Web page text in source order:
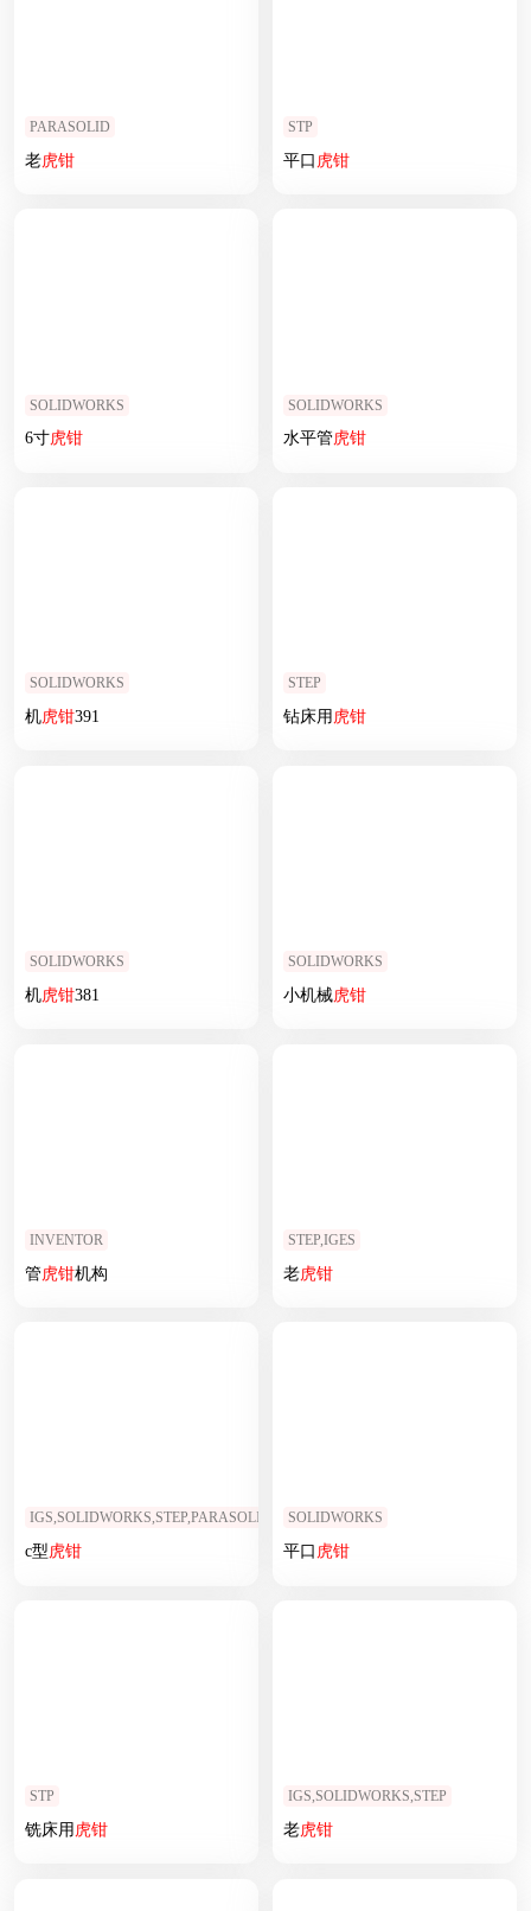
PARASOLID
老虎钳
STP
平口 虎钳
SOLIDWORKS
6寸虎钳
SOLIDWORKS
水平管虎钳
SOLIDWORKS
机虎钳391
STEP
钻床用 虎钳
SOLIDWORKS
机虎钳381
SOLIDWORKS
小机械虎钳
INVENTOR
管虎钳机构
STEP,IGES
老虎钳
IGS,SOLIDWORKS,STEP,PARASOLID
c型虎钳
SOLIDWORKS
平口虎钳
STP
铣床用 虎钳
IGS,SOLIDWORKS,STEP
老虎钳